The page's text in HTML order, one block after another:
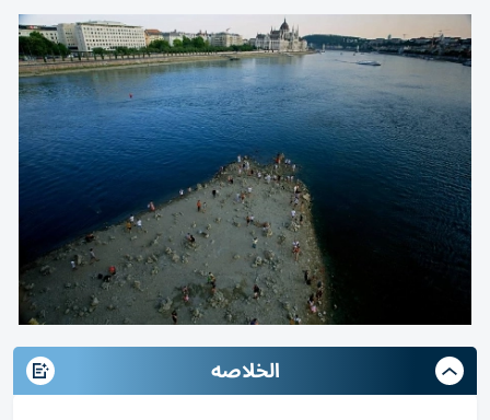
الخلاصه